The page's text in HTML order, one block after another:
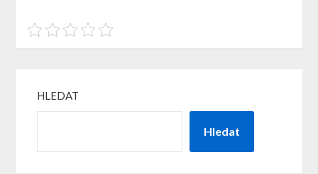
HLEDAT
Hledat